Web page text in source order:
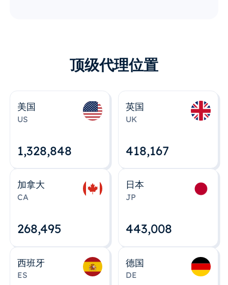
顶级代理位置
美国
US
1,328,848
英国
UK
418,167
加拿大
CA
268,495
日本
JP
443,008
西班牙
ES
德国
DE